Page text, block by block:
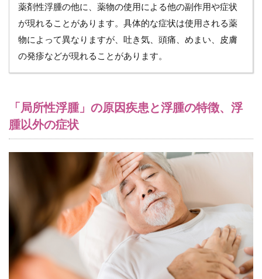
て
訪
看
護
ェ
ッ
ク
す
き
7.1
（１）
薬剤性浮腫の他に、薬物の使用による他の副作用や症状
が現れることがあります。具体的な症状は使用される薬
物によって異なりますが、吐き気、頭痛、めまい、皮膚
の発疹などが現れることがあります。
「局所性浮腫」の原因疾患と浮腫の特徴、浮
腫以外の症状